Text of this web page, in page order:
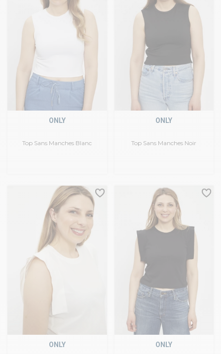
Top Sans Manches Blanc
ONLY
Top Sans Manches Noir
ONLY
ONLY ONLY